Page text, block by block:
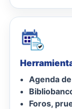
Agenda
Foros,